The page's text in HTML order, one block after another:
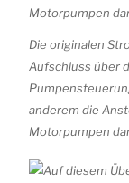
Die originalen
Aufschluss über
anderem die
Motorpumpen